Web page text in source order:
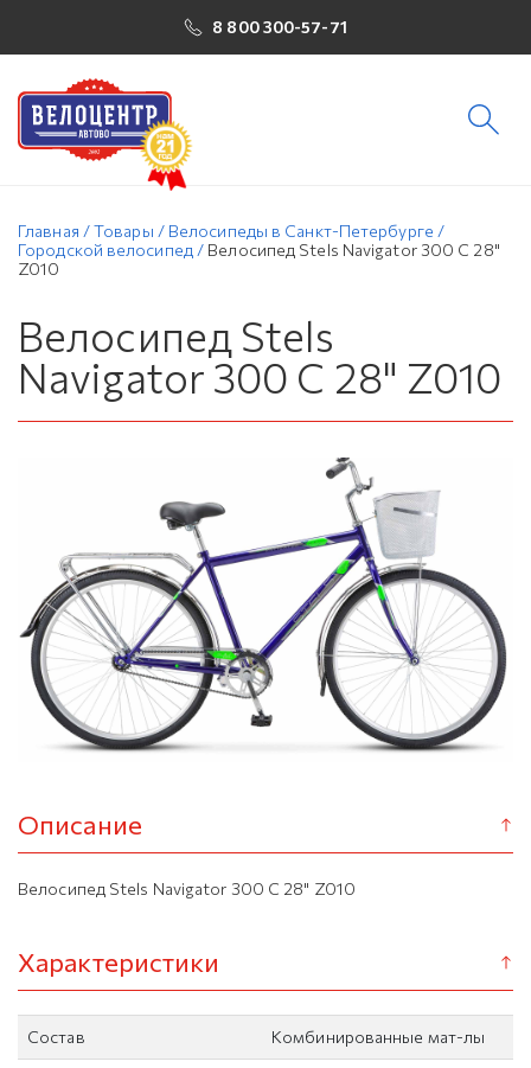
8 800 300-57-71
Главная /Товары / Велосипеды в Санкт-Петербурге /
Городской велосипед / Велосипед Stels Navigator 300 C 28"
Z010
Велосипед Stels
Navigator 300 C 28" Z010
Описание
Велосипед Stels Navigator 300 C 28" Z010
Характеристики
Состав Комбинированные мат-лы